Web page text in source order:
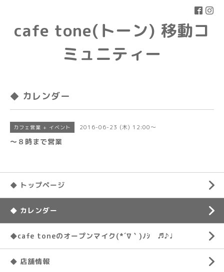
cafe tone(トーン) 移動コ
ミュニティー
◆ カレンダー
カフェ営業 + イベント 2016-06-23 (木) 12:00～
〜８時まで営業
◆ トップページ
◆ カレンダー
◆cafe toneのオープンマイク(*´∇｀)ﾉｼ ♬♪♩
◆ 店舗情報